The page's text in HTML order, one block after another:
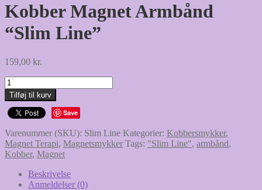
Kobber Magnet Armbånd
“Slim Line”
159,00 kr.
Kobber
Magnet
Armbånd
"Slim
antal
Tilføj til kurv
Save
Varenummer (SKU): Slim Line Kategorier: Kobbersmykker,
Magnet Terapi, Magnetsmykker Tags: "Slim Line", armbånd,
Kobber, Magnet
Beskrivelse
Anmeldelser (0)